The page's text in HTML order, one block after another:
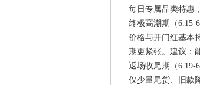
每日专属品类特惠
终极高潮期（6.15-
价格与开门红基本
期更紧张。建议：
返场收尾期（6.19-
仅少量尾货、旧款